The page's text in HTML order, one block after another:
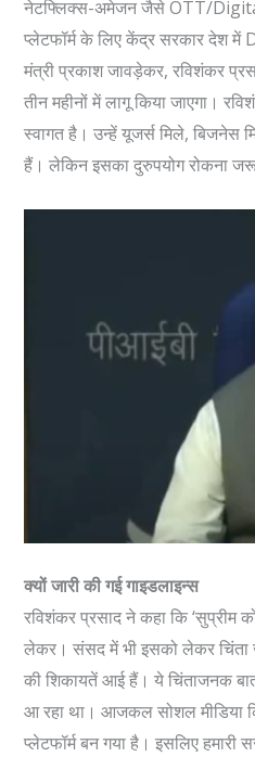
नेटफ्लिक्स-अमेजन जैसे OTT/
प्लेटफॉर्म के लिए केंद्र सरकार देश
मंत्री प्रकाश जावड़ेकर, रविशंकर
तीन महीनों में लागू किया जाएगा।
स्वागत है। उन्हें यूजर्स मिले, बिजनेस
हैं। लेकिन इसका दुरुपयोग रोकना
क्यों जारी की गई गाइडलाइन्स
रविशंकर प्रसाद ने कहा कि ‘सुप्रीम
लेकर। संसद में भी इसको लेकर चिंता
की शिकायतें आई हैं। ये चिंताजनक
आ रहा था। आजकल सोशल मीडिया
प्लेटफॉर्म बन गया है। इसलिए
देश में :
महिला
जानिए भारतीय
में…
Col K D Pathak